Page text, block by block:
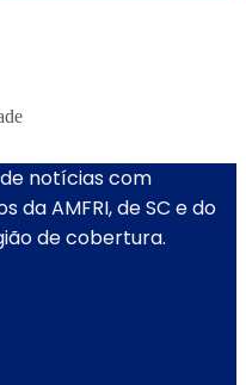
notícias com
da AMFRI, de SC e do
de cobertura.